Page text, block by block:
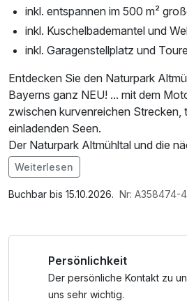
inkl. entspannen im 500 m²
inkl. Kuschelbademantel und
inkl. Garagenstellplatz und
Entdecken Sie den Naturpark
Bayerns ganz NEU! ... mit dem
zwischen kurvenreichen Strecken,
einladenden Seen.
Der Naturpark Altmühltal und die
bieten Fahrspaß für alle
Beginner!
*Den Massagetermin bitte vor der
Im Angebot enthalten
1 Flasche Mineralwasser,
vom/zum Bahnhof
Weiterlesen
Buchbar bis 15.10.2026. Nr: A358474-
Persönlichkeit
Der persönliche Kontakt zu
uns sehr wichtig.